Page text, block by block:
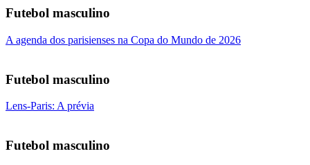
Futebol masculino
A agenda dos parisienses na Copa do Mundo de 2026
Futebol masculino
Lens-Paris: A prévia
Futebol masculino